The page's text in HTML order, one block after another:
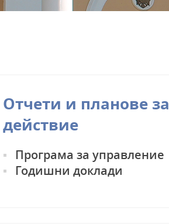
КМЕТСТВО
Отчети и планове за
действие
Програма за управление
Годишни доклади